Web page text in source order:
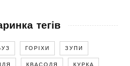
тегів
ГОРІХИ ЗУПИ